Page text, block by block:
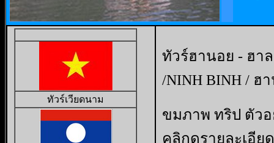
ทัวร์เวียดนาม
ทัวร์ฮานอย - ฮา
/NINH BINH / ฮ
ขมภาพ ทริป ตัวอ
คลิกดูรายละเอียด